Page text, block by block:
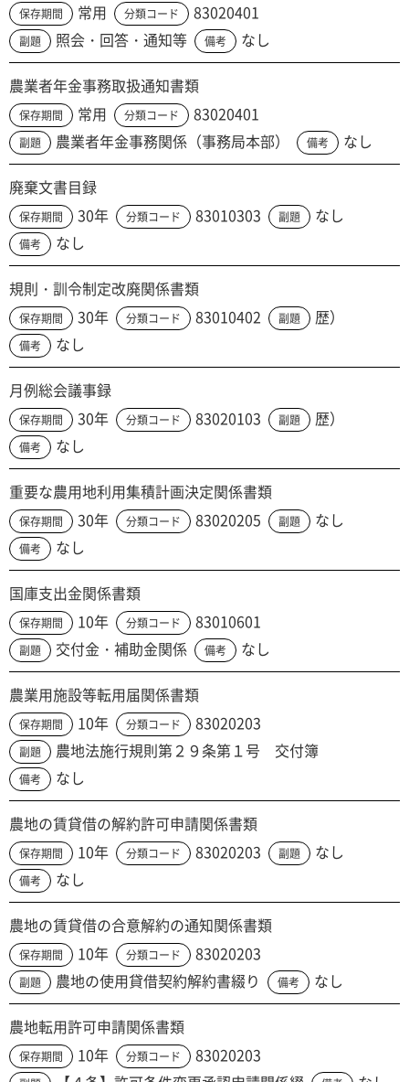
保存期間 常用 分類コード 83020401
副題 照会・回答・通知等 備考 なし
農業者年金事務取扱通知書類
保存期間 常用 分類コード 83020401
副題 農業者年金事務関係（事務局本部） 備考 なし
廃棄文書目録
保存期間 30年 分類コード 83010303 副題 なし
備考 なし
規則・訓令制定改廃関係書類
保存期間 30年 分類コード 83010402 副題 歴）
備考 なし
月例総会議事録
保存期間 30年 分類コード 83020103 副題 歴）
備考 なし
重要な農用地利用集積計画決定関係書類
保存期間 30年 分類コード 83020205 副題 なし
備考 なし
国庫支出金関係書類
保存期間 10年 分類コード 83010601
副題 交付金・補助金関係 備考 なし
農業用施設等転用届関係書類
保存期間 10年 分類コード 83020203
副題 農地法施行規則第２９条第１号 交付簿
備考 なし
農地の賃貸借の解約許可申請関係書類
保存期間 10年 分類コード 83020203 副題 なし
備考 なし
農地の賃貸借の合意解約の通知関係書類
保存期間 10年 分類コード 83020203
副題 農地の使用貸借契約解約書綴り 備考 なし
農地転用許可申請関係書類
保存期間 10年 分類コード 83020203